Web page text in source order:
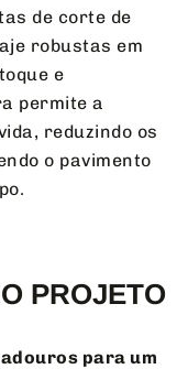
de corte de
robustas em
e
permite a
reduzindo os
o pavimento
PROJETO
para um